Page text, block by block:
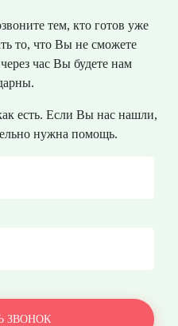
тем, кто готов уже
то, что Вы не сможете
час Вы будете нам
есть. Если Вы нас нашли,
нужна помощь.